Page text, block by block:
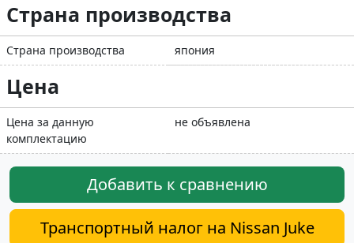
Страна производства
Страна производства япония
Цена
Цена за данную
комплектацию
не объявлена
Добавить к сравнению
Транспортный налог на Nissan Juke